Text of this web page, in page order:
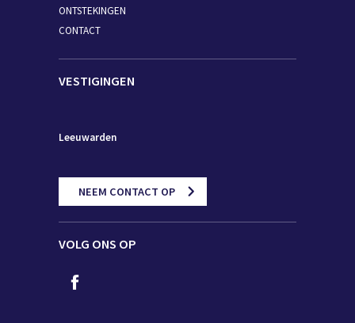
ONTSTEKINGEN
CONTACT
VESTIGINGEN
Leeuwarden
NEEM CONTACT OP
VOLG ONS OP